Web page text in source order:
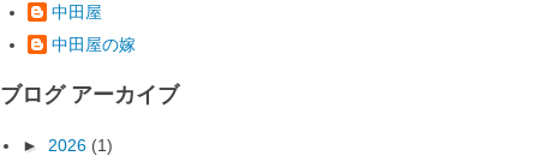
中田屋
中田屋の嫁
ブログ アーカイブ
► 2026 (1)